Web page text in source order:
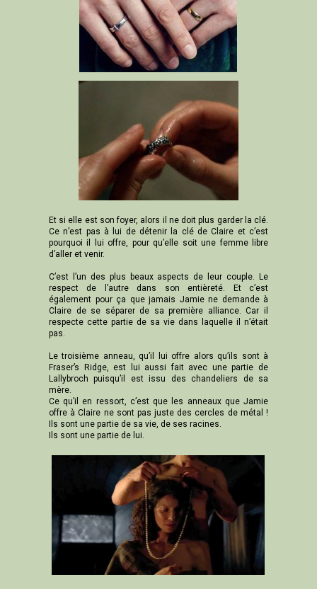
Et si elle est son foyer, alors il ne doit plus garder la clé.
Ce n’est pas à lui de détenir la clé de Claire et c’est
pourquoi il lui offre, pour qu’elle soit une femme libre
d’aller et venir.
C’est l’un des plus beaux aspects de leur couple. Le
respect de l’autre dans son entièreté. Et c’est
également pour ça que jamais Jamie ne demande à
Claire de se séparer de sa première alliance. Car il
respecte cette partie de sa vie dans laquelle il n’était
pas.
Le troisième anneau, qu’il lui offre alors qu’ils sont à
Fraser’s Ridge, est lui aussi fait avec une partie de
Lallybroch puisqu’il est issu des chandeliers de sa
mère.
Ce qu’il en ressort, c’est que les anneaux que Jamie
offre à Claire ne sont pas juste des cercles de métal !
Ils sont une partie de sa vie, de ses racines.
Ils sont une partie de lui.